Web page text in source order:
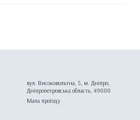
вул. Високовольтна, 5, м. Дніпро,
Дніпропетровська область, 49000
Мапа проїзду